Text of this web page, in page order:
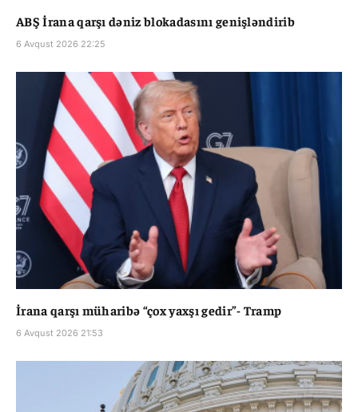
ABŞ İrana qarşı dəniz blokadasını genişləndirib
6 Avqust 2026 22:25
İrana qarşı müharibə “çox yaxşı gedir”- Tramp
6 Avqust 2026 21:53